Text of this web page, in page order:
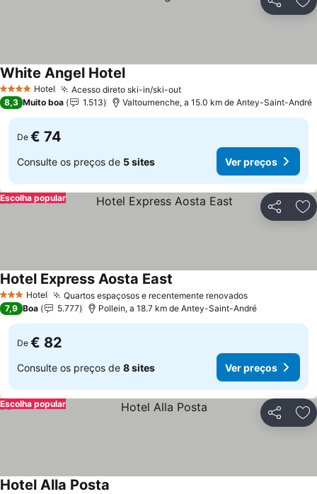
Partilhar
4 EstrelasHotel Acesso direto ski-in/ski-outVer preços
White Angel HotelVer preços
8,3 Muito boa 1.513 Valtournenche, a 15.0 km de Antey-Saint-André
De € 74
Consulte os preços de 5 sites Ver preços
Partilhar
Escolha popular
3 EstrelasHotel Quartos espaçosos e recentemente renovadosVer preços
Hotel Express Aosta East
7,9 Boa 5.777 Pollein, a 18.7 km de Antey-Saint-André
De € 82
Consulte os preços de 8 sites Ver preços
Partilhar
Escolha popular
Hotel Alla Posta